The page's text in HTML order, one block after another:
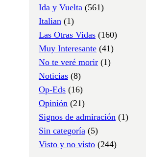
Ida y Vuelta (561)
Italian (1)
Las Otras Vidas (160)
Muy Interesante (41)
No te veré morir (1)
Noticias (8)
Op-Eds (16)
Opinión (21)
Signos de admiración (1)
Sin categoría (5)
Visto y no visto (244)